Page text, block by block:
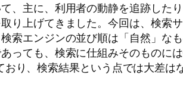
、主に、利用者の動静を追跡した
り上げてきました。今回は、検索
索エンジンの並び順は「自然」な
っても、検索に仕組みそのものに
り、検索結果という点では大差は